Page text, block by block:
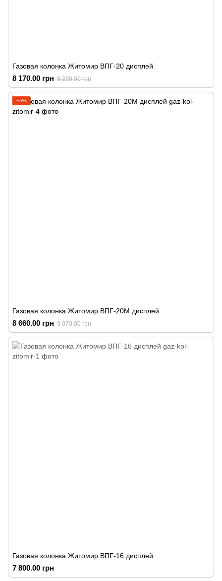
Газовая колонка Житомир ВПГ-20 дисплей
8 170.00 грн 8 250.00 грн
−5%
Газовая колонка Житомир ВПГ-20М дисплей
8 660.00 грн 9 070.00 грн
Газовая колонка Житомир ВПГ-16 дисплей
7 800.00 грн